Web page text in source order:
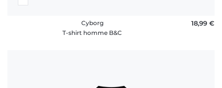
Cyborg
T-shirt homme B&C
18,99 €